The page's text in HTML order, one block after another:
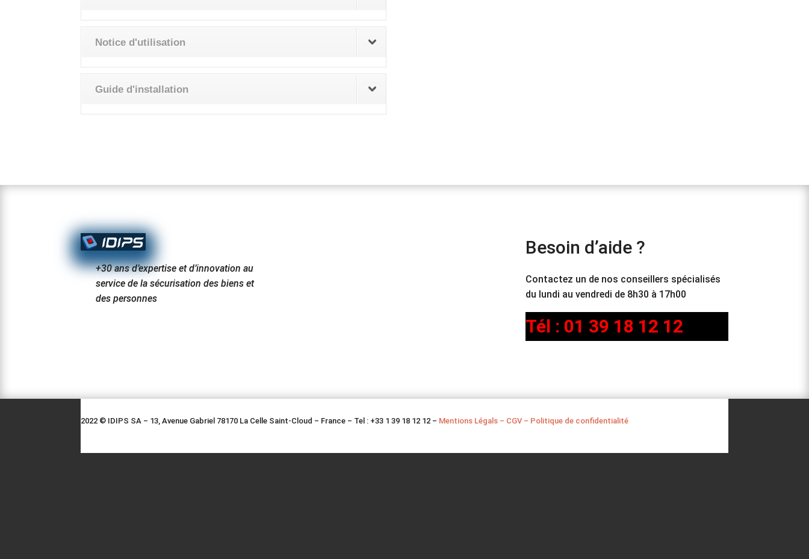
Notice d'utilisation
Guide d'installation
+30 ans d’expertise et d’innovation au
service de la sécurisation des biens et
des personnes
Besoin d’aide ?
Contactez un de nos conseillers spécialisés
du lundi au vendredi de 8h30 à 17h00
Tél : 01 39 18 12 12
2022 © IDIPS SA – 13, Avenue Gabriel 78170 La Celle Saint-Cloud – France – Tel : +33 1 39 18 12 12 – Mentions Légals – CGV – Politique de confidentialité